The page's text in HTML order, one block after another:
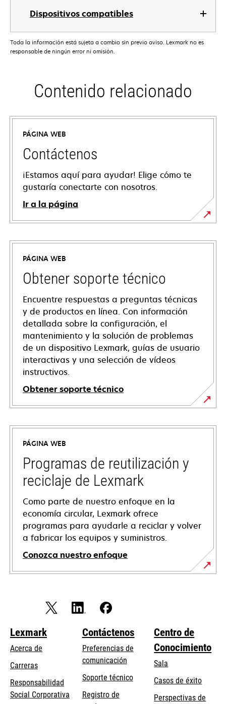
Dispositivos compatibles
Toda la información está sujeta a cambio sin previo aviso. Lexmark no es
responsable de ningún error ni omisión.
Contenido relacionado
PÁGINA WEB
Contáctenos
¡Estamos aquí para ayudar! Elige cómo te
gustaría conectarte con nosotros.
Ir a la página
PÁGINA WEB
Obtener soporte técnico
Encuentre respuestas a preguntas técnicas
y de productos en línea. Con información
detallada sobre la configuración, el
mantenimiento y la solución de problemas
de un dispositivo Lexmark, guías de usuario
interactivas y una selección de vídeos
instructivos.
Obtener soporte técnico
se
abre
una
pestaña
nueva
PÁGINA WEB
Programas de reutilización y
reciclaje de Lexmark
Como parte de nuestro enfoque en la
economía circular, Lexmark ofrece
programas para ayudarle a reciclar y volver
a fabricar los equipos y suministros.
Conozca nuestro enfoque
Lexmark
Acerca de
Carreras
Responsabilidad
Social Corporativa
Contáctenos
Preferencias de
comunicación
Soporte técnicose
Registro de
Centro de
Conocimiento
Sala
Casos de éxito
Perspectivas de